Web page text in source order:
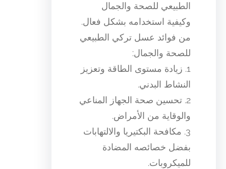
الطبيعي للصحة والجمال
وكيفية استخدامه بشكل فعال.
من فوائد عسل تركي الطبيعي
للصحة والجمال:
1. زيادة مستوى الطاقة وتعزيز
النشاط البدني.
2. تحسين صحة الجهاز المناعي
والوقاية من الأمراض.
3. مكافحة البكتيريا والالتهابات
بفضل خصائصه المضادة
للميكروبات.